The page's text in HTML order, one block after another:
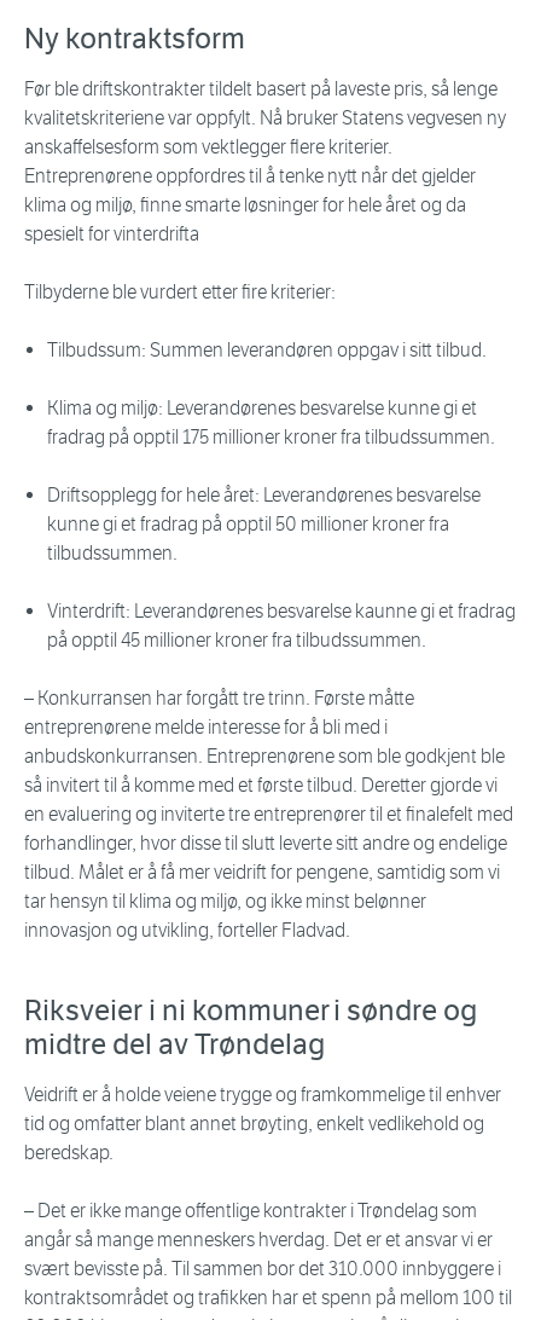
Ny kontraktsform
Før ble driftskontrakter tildelt basert på laveste pris, så lenge
kvalitetskriteriene var oppfylt. Nå bruker Statens vegvesen ny
anskaffelsesform som vektlegger flere kriterier.
Entreprenørene oppfordres til å tenke nytt når det gjelder
klima og miljø, finne smarte løsninger for hele året og da
spesielt for vinterdrifta
Tilbyderne ble vurdert etter fire kriterier:
Tilbudssum: Summen leverandøren oppgav i sitt tilbud.
Klima og miljø: Leverandørenes besvarelse kunne gi et
fradrag på opptil 175 millioner kroner fra tilbudssummen.
Driftsopplegg for hele året: Leverandørenes besvarelse
kunne gi et fradrag på opptil 50 millioner kroner fra
tilbudssummen.
Vinterdrift: Leverandørenes besvarelse kaunne gi et fradrag
på opptil 45 millioner kroner fra tilbudssummen.
– Konkurransen har forgått tre trinn. Første måtte
entreprenørene melde interesse for å bli med i
anbudskonkurransen. Entreprenørene som ble godkjent ble
så invitert til å komme med et første tilbud. Deretter gjorde vi
en evaluering og inviterte tre entreprenører til et finalefelt med
forhandlinger, hvor disse til slutt leverte sitt andre og endelige
tilbud. Målet er å få mer veidrift for pengene, samtidig som vi
tar hensyn til klima og miljø, og ikke minst belønner
innovasjon og utvikling, forteller Fladvad.
Riksveier i ni kommuner i søndre og
midtre del av Trøndelag
Veidrift er å holde veiene trygge og framkommelige til enhver
tid og omfatter blant annet brøyting, enkelt vedlikehold og
beredskap.
– Det er ikke mange offentlige kontrakter i Trøndelag som
angår så mange menneskers hverdag. Det er et ansvar vi er
svært bevisste på. Til sammen bor det 310.000 innbyggere i
kontraktsområdet og trafikken har et spenn på mellom 100 til